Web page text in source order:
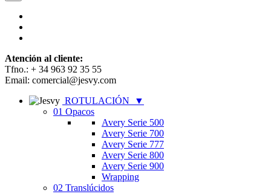
Atención al cliente:
Tfno.: + 34 963 92 35 55
Email: comercial@jesvy.com
ROTULACIÓN
▼
01 Opacos
Avery Serie 500
Avery Serie 700
Avery Serie 777
Avery Serie 800
Avery Serie 900
Wrapping
02 Translúcidos